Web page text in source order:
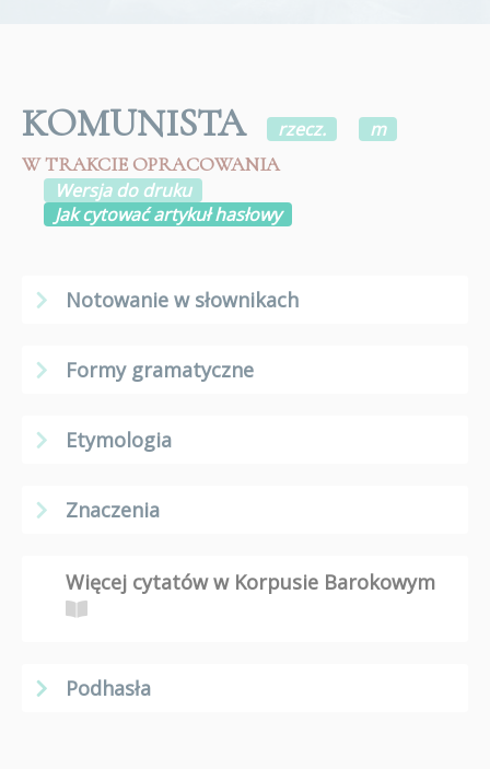
KOMUNISTA rzecz.
m
W TRAKCIE OPRACOWANIA
Wersja do druku
Jak cytować artykuł hasłowy
Notowanie w słownikach
Formy gramatyczne
Etymologia
Znaczenia
Więcej cytatów w Korpusie Barokowym
Podhasła